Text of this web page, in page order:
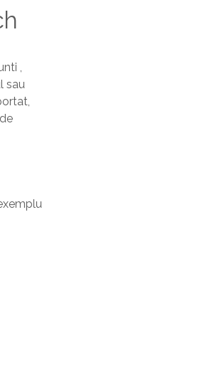
,
sau